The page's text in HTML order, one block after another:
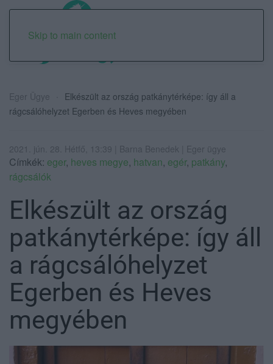
Skip to main content
Eger Ügye
Elkészült az ország patkánytérképe: így áll a
rágcsálóhelyzet Egerben és Heves megyében
2021. jún. 28. Hétfő, 13:39 | Barna Benedek | Eger ügye
Címkék: eger, heves megye, hatvan, egér, patkány,
rágcsálók
Elkészült az ország
patkánytérképe: így áll
a rágcsálóhelyzet
Egerben és Heves
megyében